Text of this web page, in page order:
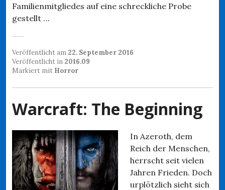
Familienmitgliedes auf eine schreckliche Probe
gestellt …
Veröffentlicht am 22. September 2016
Veröffentlicht in 2016.09
Markiert mit Horror
Warcraft: The Beginning
In Azeroth, dem
Reich der Menschen,
herrscht seit vielen
Jahren Frieden. Doch
urplötzlich sieht sich